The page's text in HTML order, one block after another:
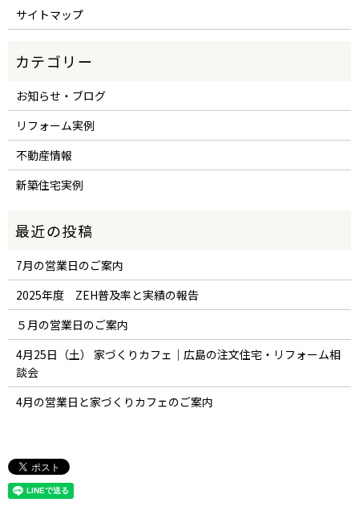
サイトマップ
お知らせ・ブログ
リフォーム実例
不動産情報
新築住宅実例
7月の営業日のご案内
2025年度 ZEH普及率と実績の報告
５月の営業日のご案内
4月25日（土） 家づくりカフェ｜広島の注文住宅・リフォーム相
談会
4月の営業日と家づくりカフェのご案内